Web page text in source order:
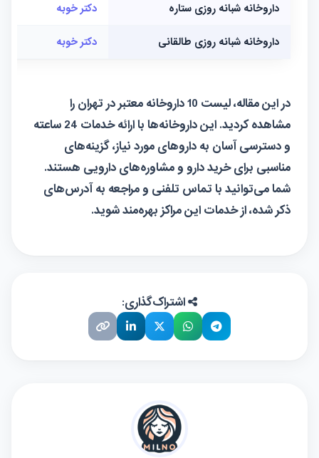
داروخانه شبانه روزی ستاره دکتر خوبه
داروخانه شبانه‌ روزی طالقانی دکتر خوبه
در این مقاله، لیست 10 داروخانه معتبر در تهران را
مشاهده کردید. این داروخانه‌ها با ارائه خدمات 24 ساعته
و دسترسی آسان به داروهای مورد نیاز، گزینه‌های
مناسبی برای خرید دارو و مشاوره‌های دارویی هستند.
شما می‌توانید با تماس تلفنی و مراجعه به آدرس‌های
ذکر شده، از خدمات این مراکز بهره‌مند شوید.
اشتراک‌گذاری: